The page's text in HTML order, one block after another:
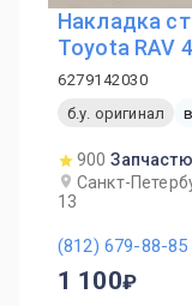
Накладка
Toyota RAV
6279142030
б.у. оригинал
900
Санкт-
13
(812) 679-88-85
1 100